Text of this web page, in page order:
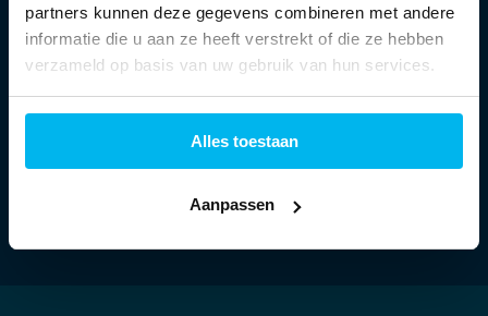
partners kunnen deze gegevens combineren met andere
informatie die u aan ze heeft verstrekt of die ze hebben
verzameld op basis van uw gebruik van hun services.
Alles toestaan
Aanpassen
Ma:
13:30 - 18:00 uur
Di t/m vr:09:30 - 18:00 uur
Za:
09:00 - 17:00 uur